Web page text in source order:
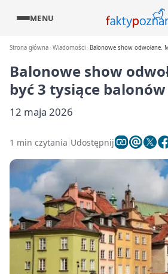
MENU
Strona główna Wiadomości Balonowe show odwołane.
Balonowe show
być 3 tysiące balonów
12 maja 2026
1 min czytania Udostępnij